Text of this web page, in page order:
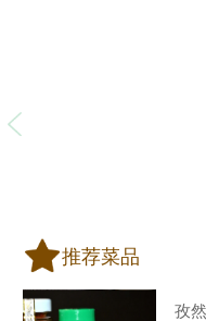
推荐菜品
孜